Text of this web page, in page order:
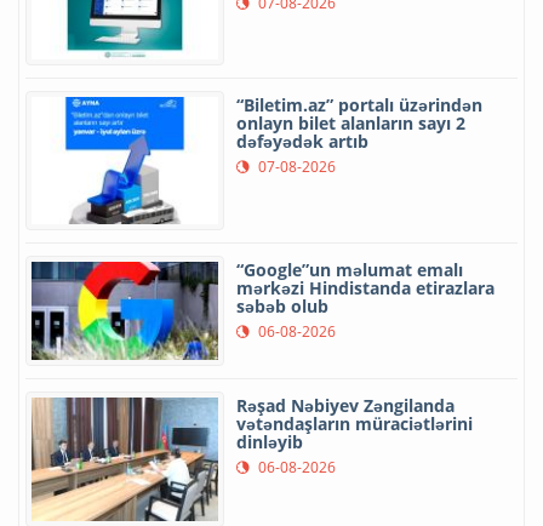
“Biletim.az” portalı üzərindən
onlayn bilet alanların sayı 2
dəfəyədək artıb
07-08-2026
“Google”un məlumat emalı
mərkəzi Hindistanda etirazlara
səbəb olub
06-08-2026
Rəşad Nəbiyev Zəngilanda
vətəndaşların müraciətlərini
dinləyib
06-08-2026